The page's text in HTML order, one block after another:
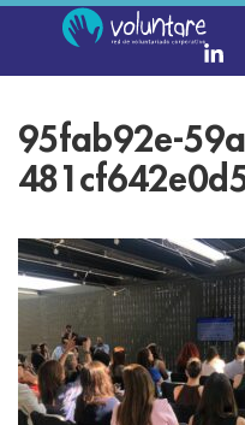
95fab92e-